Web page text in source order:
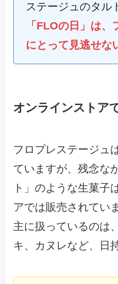
ステージュのタル
「FLOの日」は
にとって見逃せな
オンラインストア
フロプレステージュ
ていますが、残念な
ト」のような生菓子
アでは販売されてい
主に扱っているのは
キ、カヌレなど、日